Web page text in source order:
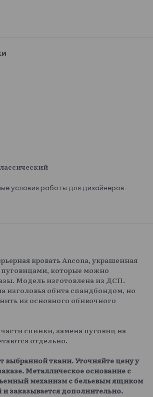
условия работы для дизайнеров.
кровать Ancona, украшенная
которые можно
Модель изготовлена из ДСП.
изголовья обита спандбондом, но
из основного обивочного
спинки, замена пуговиц на
отдельно.
выбранной ткани. Уточняйте цену у
Металлическое основание с
механизм с бельевым ящиком
и заказывается дополнительно.